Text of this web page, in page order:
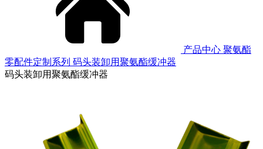
产品中心 聚氨酯
零配件定制系列 码头装卸用聚氨酯缓冲器
码头装卸用聚氨酯缓冲器